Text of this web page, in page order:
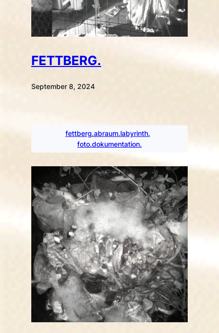
FETTBERG.
September 8, 2024
fettberg.abraum.labyrinth.
foto.dokumentation.